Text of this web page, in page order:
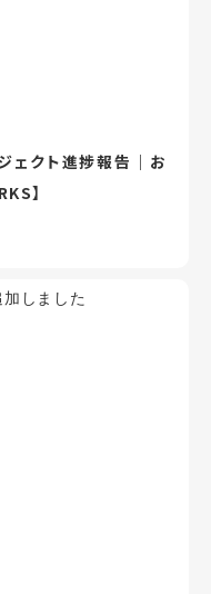
ェクト進捗報告｜お
】